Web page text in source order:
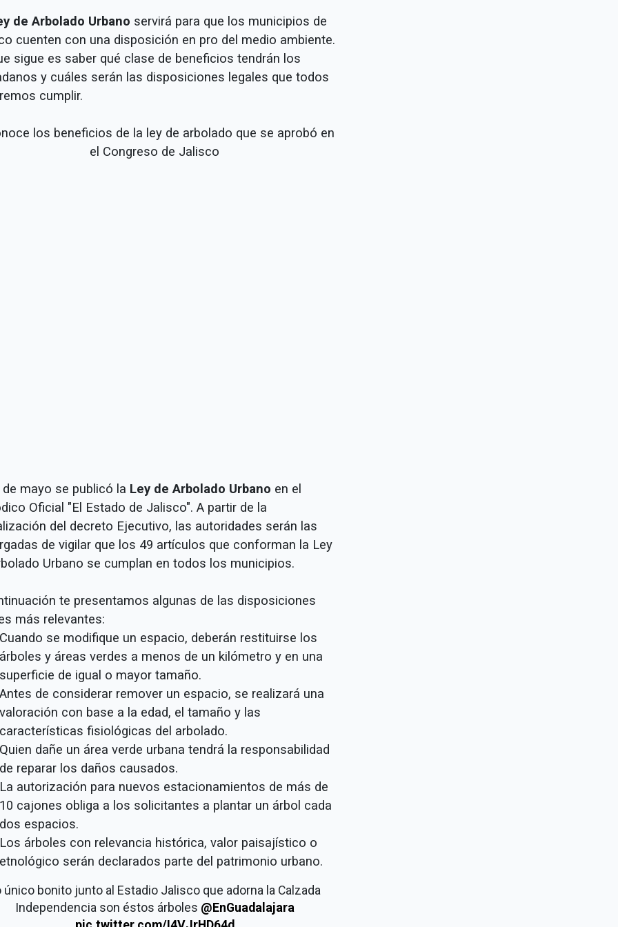
de Arbolado Urbano servirá para que los municipios de
cuenten con una disposición en pro del medio ambiente.
sigue es saber qué clase de beneficios tendrán los
y cuáles serán las disposiciones legales que todos
cumplir.
de mayo se publicó la Ley de Arbolado Urbano en el
Oficial "El Estado de Jalisco". A partir de la
del decreto Ejecutivo, las autoridades serán las
de vigilar que los 49 artículos que conforman la Ley
Urbano se cumplan en todos los municipios.
te presentamos algunas de las disposiciones
más relevantes:
Cuando se modifique un espacio, deberán restituirse los
árboles y áreas verdes a menos de un kilómetro y en una
superficie de igual o mayor tamaño.
Antes de considerar remover un espacio, se realizará una
valoración con base a la edad, el tamaño y las
características fisiológicas del arbolado.
Quien dañe un área verde urbana tendrá la responsabilidad
de reparar los daños causados.
La autorización para nuevos estacionamientos de más de
10 cajones obliga a los solicitantes a plantar un árbol cada
dos espacios.
Los árboles con relevancia histórica, valor paisajístico o
etnológico serán declarados parte del patrimonio urbano.
único bonito junto al Estadio Jalisco que adorna la Calzada
Independencia son éstos árboles @EnGuadalajara